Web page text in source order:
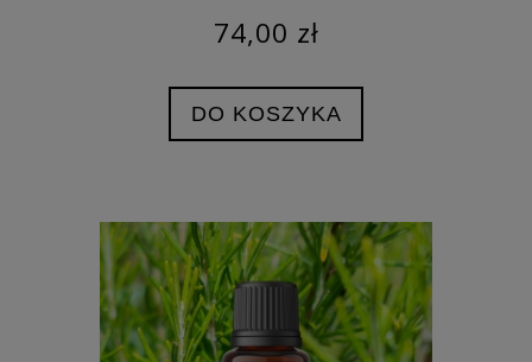
74,00 zł
DO KOSZYKA